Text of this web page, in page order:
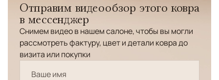
Отправим видеообзор этого ковра
в мессенджер
Снимем видео в нашем салоне, чтобы вы могли
рассмотреть фактуру, цвет и детали ковра до
визита или покупки